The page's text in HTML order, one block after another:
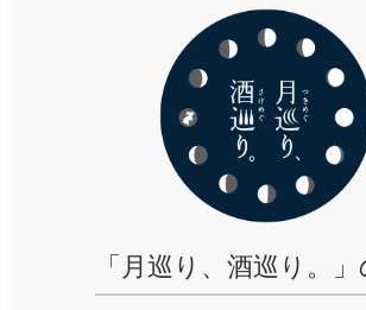
「月巡り、酒巡り。